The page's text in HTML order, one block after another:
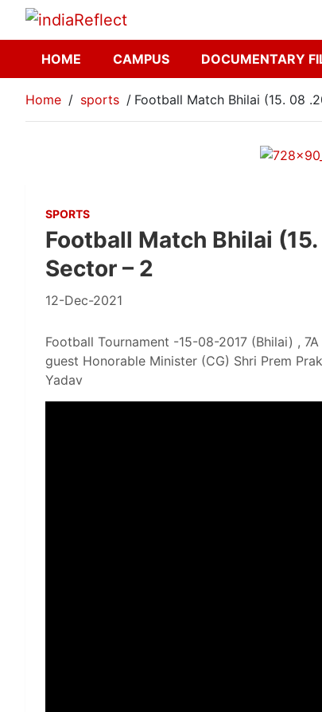
HOME CAMPUS DOCUMENTARY
Home sports Football Match Bhilai (15. 08
SPORTS
Football Match Bhilai
Sector – 2
12-Dec-2021
Football Tournament -15-08-2017 (Bhilai) ,
guest Honorable Minister (CG) Shri Prem
Yadav